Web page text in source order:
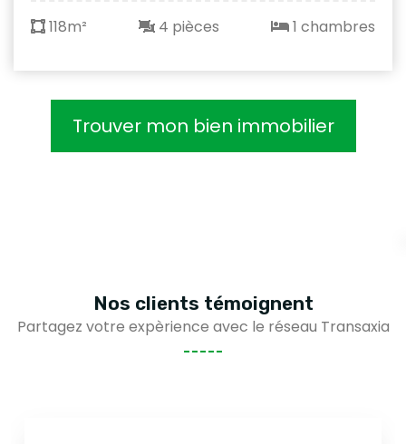
118m² 4 pièces 1 chambres
Trouver mon bien immobilier
Nos clients témoignent
Partagez votre expèrience avec le réseau Transaxia